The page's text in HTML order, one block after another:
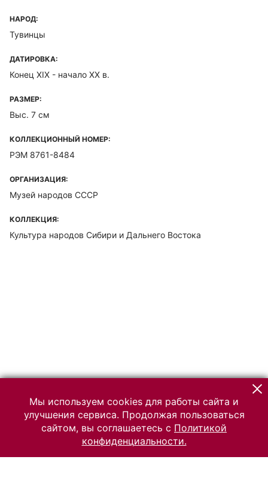
НАРОД:
Тувинцы
ДАТИРОВКА:
Конец XIX - начало ХХ в.
РАЗМЕР:
Выс. 7 см
КОЛЛЕКЦИОННЫЙ НОМЕР:
РЭМ 8761-8484
ОРГАНИЗАЦИЯ:
Музей народов СССР
КОЛЛЕКЦИЯ:
Культура народов Сибири и Дальнего Востока
Мы используем cookies для работы сайта и
улучшения сервиса. Продолжая пользоваться
сайтом, вы соглашаетесь с Политикой
конфиденциальности.